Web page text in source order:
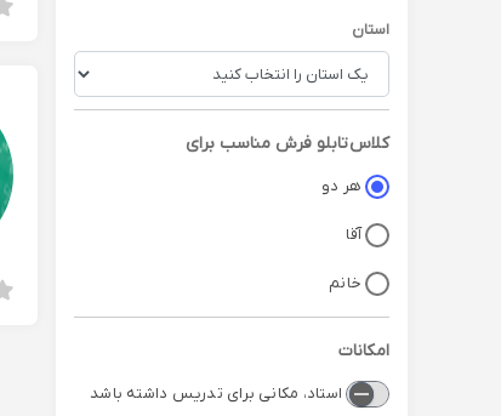
استان
کلاستابلو فرش مناسب برای
هر دو
آقا
خانم
امکانات
استاد، مکانی برای تدریس داشته باشد